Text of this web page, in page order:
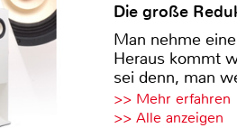
Die große
Man nehme
Heraus kommt
sei denn, man
>> Mehr erfahren
>> Alle anzeigen